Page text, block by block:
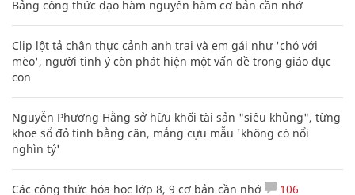
Bảng công thức đạo hàm nguyên hàm cơ bản cần nhớ
Clip lột tả chân thực cảnh anh trai và em gái như 'chó với
mèo', người tinh ý còn phát hiện một vấn đề trong giáo dục
con
Nguyễn Phương Hằng sở hữu khối tài sản "siêu khủng", từng
khoe sổ đỏ tính bằng cân, mắng cựu mẫu 'không có nổi
nghìn tỷ'
Các công thức hóa học lớp 8, 9 cơ bản cần nhớ 106